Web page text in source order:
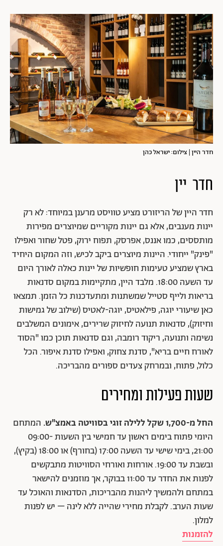
חדר היין | צילום: ישראל כהן
חדר יין
חדר היין של הריזורט מציע טוויסט מרענן במיוחד: לא רק
יינות מענבים, אלא גם יינות מקוריים שמיוצרים מפירות
מותססים, כמו אננס, אפרסק, תפוח ירוק, פטל שחור ואפילו
"פינק" ייחודי. היינות מיוצרים ביקב לכיש, וזה המקום היחיד
בארץ שמציע טעימות חופשיות של יינות כאלה לאורך היום
עד השעה 18:00. מלבד היין, מתקיימות במקום סדנאות
בריאות ולייף סטייל שמשתנות ומתעדכנות כל הזמן. תמצאו
כאן שיעורי יוגה, פילאטיס, יוגה-לאטיס (שילוב של גמישות
וחיזוק), סדנאות תנועה לחיזוק שרירים, אימונים המשלבים
נשימה ותנועה, ריקוד רומבה, וגם סדנאות תוכן כמו "הסוד
לאורח חיים בריא", סדנת צחוק, ואפילו סדנת איפור. הכל
כלול, פתוח, ובמרחק צעדים ספורים מהבריכה.
שעות פעילות ומחירים
החל מ-1,700 שקל ללילה זוגי בסוויטה באמצ"ש.
המתחם
היומי פתוח בימים ראשון עד חמישי בין השעות 09:00-
21:00, בימי שישי עד השעה 17:00 (בחורף) או 18:00 (בקיץ),
ובשבת עד 19:00. אורחות ואורחי הסוויטות מתבקשים
לפנות את החדר עד 11:00 בבוקר, אך מוזמנים להישאר
במתחם ולהמשיך ליהנות מהבריכות, הסדנאות והאוכל עד
שעות הערב. לקבלת מחירי שהייה ללא לינה – יש לפנות
למלון.
להזמנות